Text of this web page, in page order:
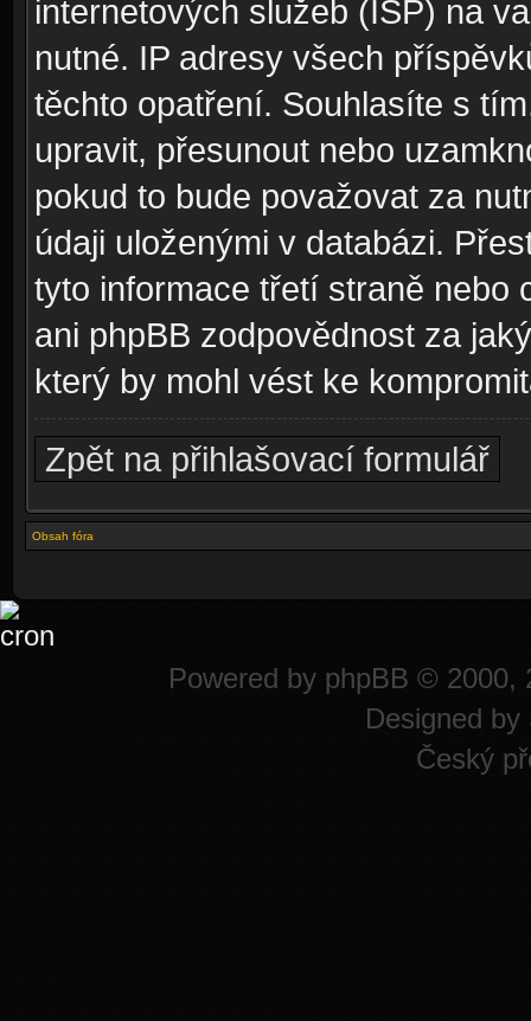
internetových služeb (ISP) na
nutné. IP adresy všech
těchto opatření. Souhlasíte s
upravit, přesunout nebo
pokud to bude považovat za
údaji uloženými v databázi.
tyto informace třetí straně nebo
ani phpBB zodpovědnost za
který by mohl vést ke
Zpět na přihlašovací formulář
Obsah fóra
Powered by phpBB © 2000,
Designed by
Český